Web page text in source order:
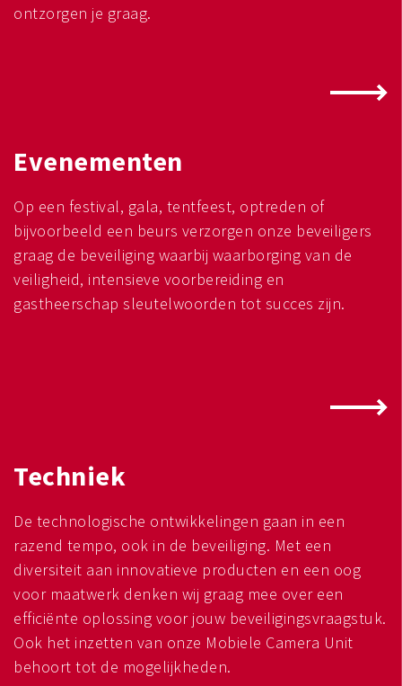
ontzorgen je graag.
Evenementen
Op een festival, gala, tentfeest, optreden of
bijvoorbeeld een beurs verzorgen onze beveiligers
graag de beveiliging waarbij waarborging van de
veiligheid, intensieve voorbereiding en
gastheerschap sleutelwoorden tot succes zijn.
Techniek
De technologische ontwikkelingen gaan in een
razend tempo, ook in de beveiliging. Met een
diversiteit aan innovatieve producten en een oog
voor maatwerk denken wij graag mee over een
efficiënte oplossing voor jouw beveiligingsvraagstuk.
Ook het inzetten van onze Mobiele Camera Unit
behoort tot de mogelijkheden.